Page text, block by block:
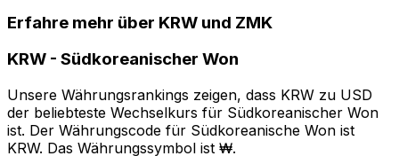
Erfahre mehr über KRW und ZMK
KRW - Südkoreanischer Won
Unsere Währungsrankings zeigen, dass KRW zu USD
der beliebteste Wechselkurs für Südkoreanischer Won
ist. Der Währungscode für Südkoreanische Won ist
KRW. Das Währungssymbol ist ₩.